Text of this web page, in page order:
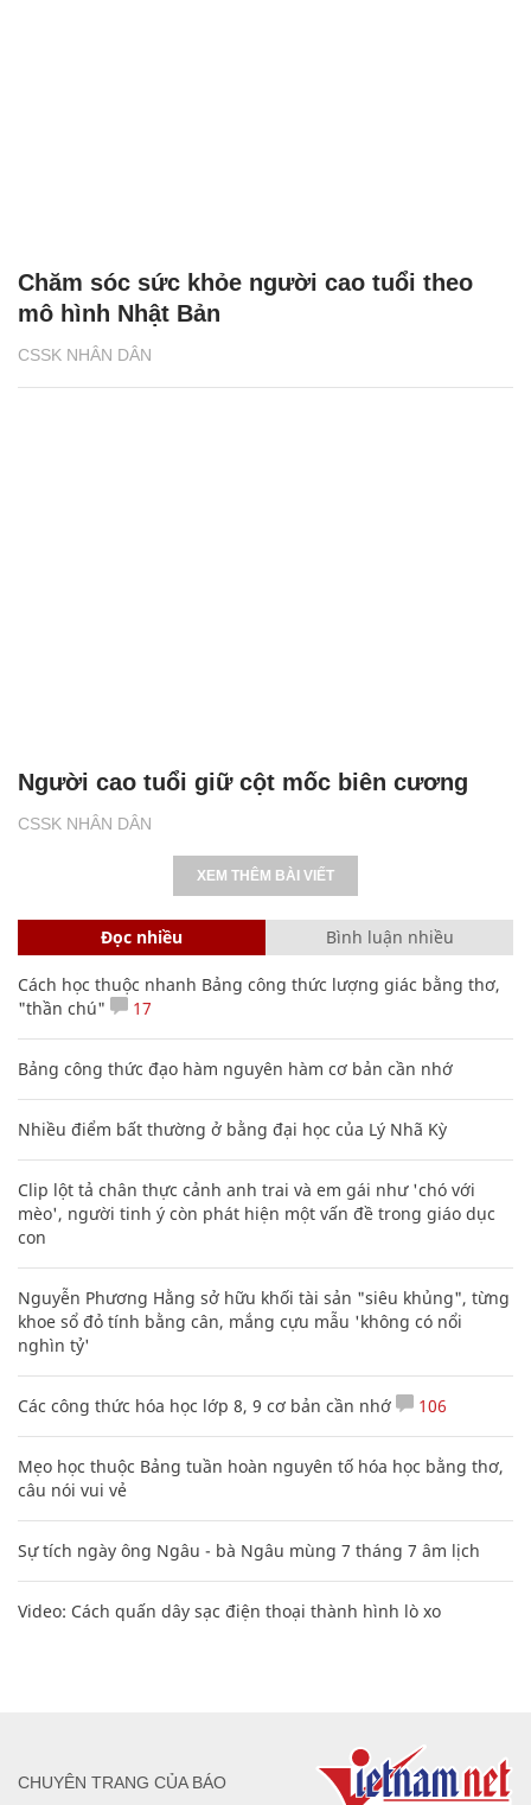
CSSK NHÂN DÂN
Chăm sóc sức khỏe người cao tuổi theo
mô hình Nhật Bản
CSSK NHÂN DÂN
Người cao tuổi giữ cột mốc biên cương
XEM THÊM BÀI VIẾT
Đọc nhiều Bình luận nhiều
Cách học thuộc nhanh Bảng công thức lượng giác bằng thơ,
"thần chú"
17
Bảng công thức đạo hàm nguyên hàm cơ bản cần nhớ
Nhiều điểm bất thường ở bằng đại học của Lý Nhã Kỳ
Clip lột tả chân thực cảnh anh trai và em gái như 'chó với
mèo', người tinh ý còn phát hiện một vấn đề trong giáo dục
con
Nguyễn Phương Hằng sở hữu khối tài sản "siêu khủng", từng
khoe sổ đỏ tính bằng cân, mắng cựu mẫu 'không có nổi
nghìn tỷ'
Các công thức hóa học lớp 8, 9 cơ bản cần nhớ 106
Mẹo học thuộc Bảng tuần hoàn nguyên tố hóa học bằng thơ,
câu nói vui vẻ
Sự tích ngày ông Ngâu - bà Ngâu mùng 7 tháng 7 âm lịch
Video: Cách quấn dây sạc điện thoại thành hình lò xo
CHUYÊN TRANG CỦA BÁO